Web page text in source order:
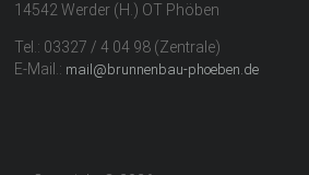
14542 Werder (H.) OT Phöben
Tel.: 03327 / 4 04 98 (Zentrale)
E-Mail.: mail@brunnenbau-phoeben.de